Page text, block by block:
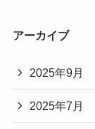
アーカイブ
2025年9月
2025年7月